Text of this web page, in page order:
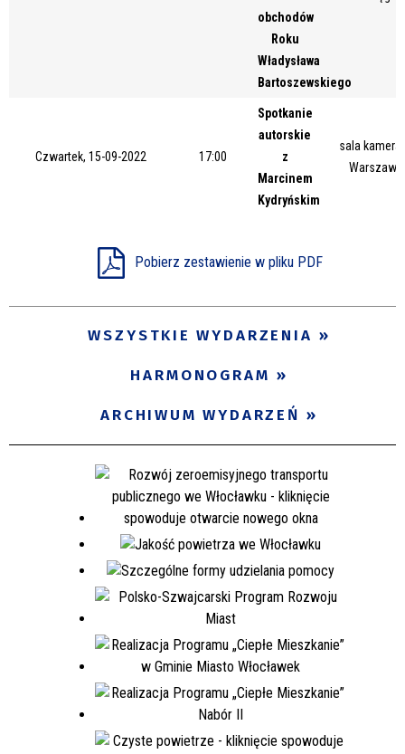
obchodów
Roku
Władysława
Bartoszewskiego
Czwartek, 15-09-2022 17:00
Spotkanie
autorskie
z
Marcinem
Kydryńskim
sala
Pobierz zestawienie w pliku PDF
WSZYSTKIE WYDARZENIA
HARMONOGRAM
ARCHIWUM WYDARZEŃ